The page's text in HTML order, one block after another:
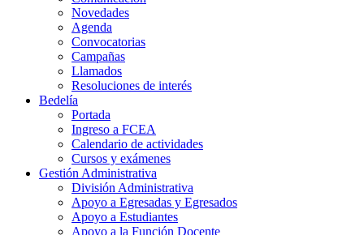
Novedades
Agenda
Convocatorias
Campañas
Llamados
Resoluciones de interés
Bedelía
Portada
Ingreso a FCEA
Calendario de actividades
Cursos y exámenes
Gestión Administrativa
División Administrativa
Apoyo a Egresadas y Egresados
Apoyo a Estudiantes
Apoyo a la Función Docente